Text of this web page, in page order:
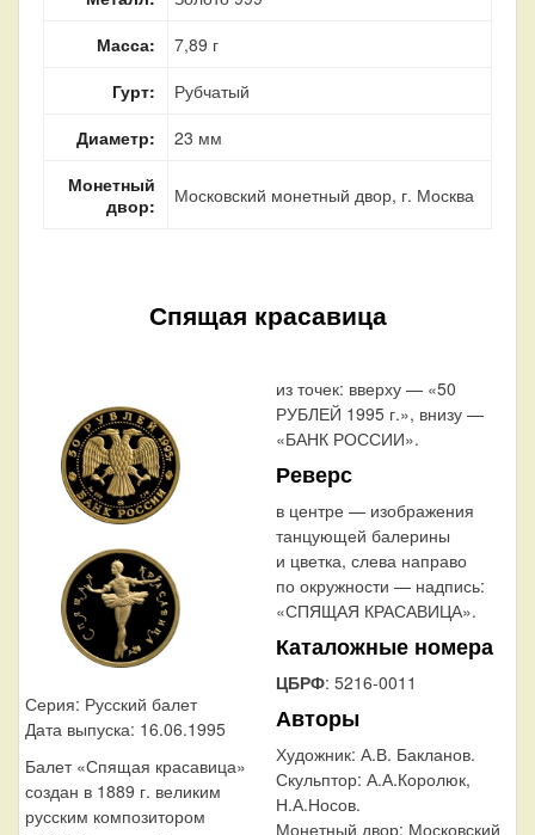
Масса:
7,89 г
Гурт:
Рубчатый
Диаметр:
23 мм
Монетный
двор:
Московский монетный двор, г. Москва
Спящая красавица
Серия: Русский балет
Дата выпуска: 16.06.1995
Балет «Спящая красавица»
создан в 1889 г. великим
русским композитором
из точек: вверху — «50
РУБЛЕЙ 1995 г.», внизу —
«БАНК РОССИИ».
Реверс
в центре — изображения
танцующей балерины
и цветка, слева направо
по окружности — надпись:
«СПЯЩАЯ КРАСАВИЦА».
Каталожные номера
ЦБРФ: 5216-0011
Авторы
Художник: А.В. Бакланов.
Скульптор: А.А.Королюк,
Н.А.Носов.
Монетный двор: Московский